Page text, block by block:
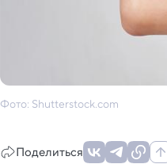
Фото: Shutterstock.com
Поделиться